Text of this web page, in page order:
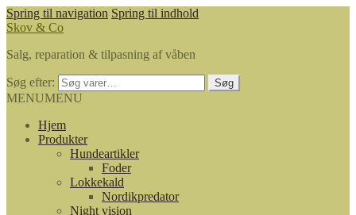
Spring til navigation Spring til indhold
Skov & Co
Salg, reparation & tilpasning af våben
Søg efter: Søg
MENUMENU
Hjem
Produkter
Hundeartikler
Foder
Lokkekald
Nordikpredator
Night vision